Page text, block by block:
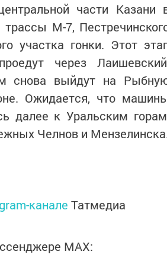
части Казани
М-7,
участка гонки. Этот
через
снова выйдут на
Ожидается, что
далее к Уральским
Челнов и
канале Татмедиа
MАХ: